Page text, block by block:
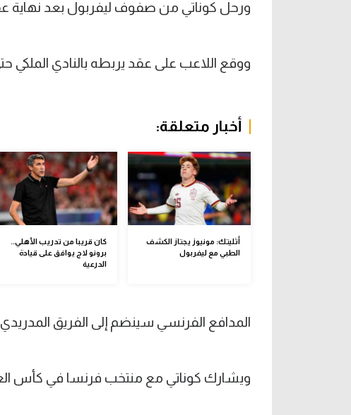
ورحل كوناتي من صفوف ليفربول بعد نهاية عقده
ووقع اللاعب على عقد يربطه بالنادي الملكي حتى
أخبار متعلقة:
أثليتك: مونيوز يجتاز الكشف
الطبي مع ليفربول
كان قريبا من تدريب الأهلي..
برونو لاج يوافق على قيادة
الدرعية
المدافع الفرنسي سينضم إلى الفريق
ويشارك كوناتي مع منتخب فرنسا في كأس العالم